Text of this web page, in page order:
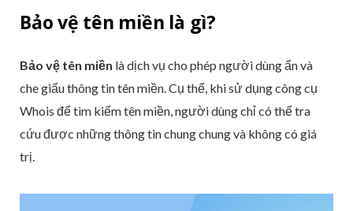
Bảo vệ tên miền là gì?
Bảo vệ tên miền là dịch vụ cho phép người dùng ẩn và
che giấu thông tin tên miền. Cụ thể, khi sử dụng công cụ
Whois để tìm kiếm tên miền, người dùng chỉ có thể tra
cứu được những thông tin chung chung và không có giá
trị.